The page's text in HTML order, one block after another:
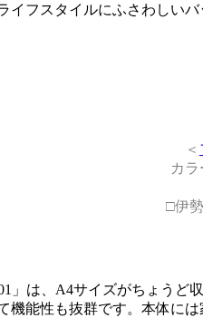
フスタイルにふさわしいバ
＜
カ
□伊
」は、A4サイズがちょう
機能性も抜群です。本体に